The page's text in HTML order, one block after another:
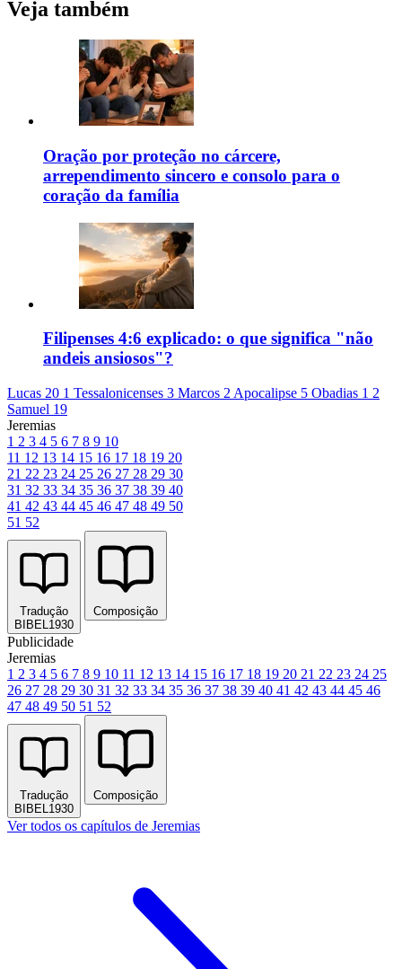
Veja também
Oração por proteção no cárcere,
arrependimento sincero e consolo para o
coração da família
Filipenses 4:6 explicado: o que significa "não
andeis ansiosos"?
Lucas 20 1 Tessalonicenses 3 Marcos 2 Apocalipse 5 Obadias 1 2
Samuel 19
Jeremias
1 2 3 4 5 6 7 8 9 10
11 12 13 14 15 16 17 18 19 20
21 22 23 24 25 26 27 28 29 30
31 32 33 34 35 36 37 38 39 40
41 42 43 44 45 46 47 48 49 50
51 52
Tradução
BIBEL1930
Composição
Publicidade
Jeremias
1 2 3 4 5 6 7 8 9 10 11 12 13 14 15 16 17 18 19 20 21 22 23 24 25
26 27 28 29 30 31 32 33 34 35 36 37 38 39 40 41 42 43 44 45 46
47 48 49 50 51 52
Tradução
BIBEL1930
Composição
Ver todos os capítulos de Jeremias